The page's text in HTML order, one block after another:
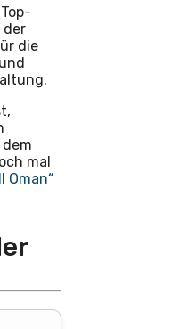
der
die
mal
Oman“